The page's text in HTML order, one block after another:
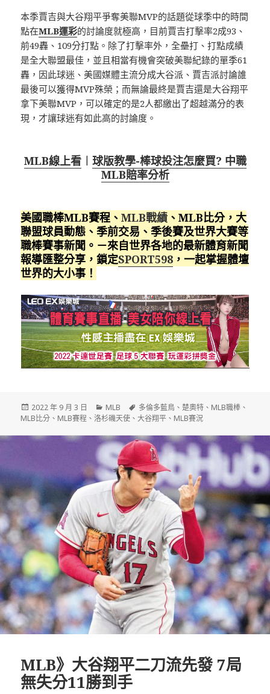
本季賈吉與大谷翔平爭奪美聯MVP的話題從球季中的時間
點在MLB運彩的討論度就極高，目前賈吉打擊率2成93、
前49轟、109分打點。除了打擊率外，全壘打、打點成績
是全大聯盟最佳，並且相當有機會突破美聯紀錄的單季61
轟，因此球迷、美國媒體主流分成大谷派、賈吉派討論誰
最後可以獲得MVP殊榮；而無論最終是賈吉還是大谷翔平
拿下美聯MVP，可以確定的是2人都繳出了超越滿分的表
現，才讓球迷有如此高的討論度。
MLB線上看︱ 球版教學-棒球投注怎麼買? 中職
MLB賠率分析
美國職棒MLB賽程、MLB戰績 、MLB比分，大
聯盟球員動態、季前交易、季後賽及世界大賽等
職棒賽事新聞。－來自世界各地的最新體育新聞
報導匯整分享，鎖定SPORT598 ，一起掌握體壇
世界的大小事！
發
佈
期:
2022 年 9 月 3 日
分
類
MLB
標
籤
多倫多藍鳥 、楚奧特 、 MLB職棒 、
MLB比分 、 MLB賽程 、洛杉磯天使 、大谷翔平 、 MLB賽況
MLB》大谷翔平二刀流先發 7局
無失分11勝到手